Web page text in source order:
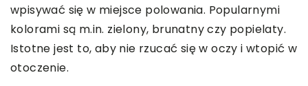
wpisywać się w miejsce polowania. Popularnymi
kolorami są m.in. zielony, brunatny czy popielaty.
Istotne jest to, aby nie rzucać się w oczy i wtopić w
otoczenie.